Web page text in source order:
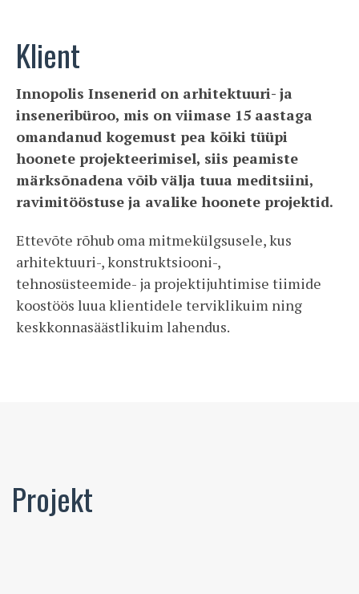
Klient
Innopolis Insenerid on arhitektuuri- ja
inseneribüroo, mis on viimase 15 aastaga
omandanud kogemust pea kõiki tüüpi
hoonete projekteerimisel, siis peamiste
märksõnadena võib välja tuua meditsiini,
ravimitööstuse ja avalike hoonete projektid.
Ettevõte rõhub oma mitmekülgsusele, kus
arhitektuuri-, konstruktsiooni-,
tehnosüsteemide- ja projektijuhtimise tiimide
koostöös luua klientidele terviklikuim ning
keskkonnasäästlikuim lahendus.
Projekt